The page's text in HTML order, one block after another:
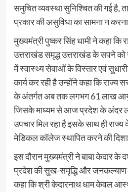
समुचित व्यवस्था सुनिश्चित की गई है,
प्रकार की असुविधा का सामना न
मुख्यमंत्री पुष्कर सिंह धामी ने कहा कि
उत्तराखंड समृद्ध उत्तराखंड के सपने
में स्वास्थ्य सेवाओं के विस्तार एवं
कार्य कर रही है उन्होंने कहा कि राज्य
के अंतर्गत अब तक लगभग 61 लाख
जिसके माध्यम से आज प्रदेश के अंदर
उपचार मिल रहा है इसके साथ ही
मेडिकल कॉलेज स्थापित करने की दिशा
इस दौरान मुख्यमंत्री ने बाबा केदार के
प्रदेश की सुख-समृद्धि और जनकल्याण
कहा कि श्री केदारनाथ धाम केवल